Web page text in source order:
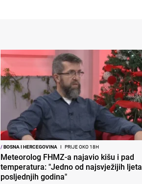
/BOSNA I HERCEGOVINA I PRIJE OKO 18H
Meteorolog FHMZ-a najavio kišu i pad
temperatura: "Jedno od najsvježijih ljeta
posljednjih godina"